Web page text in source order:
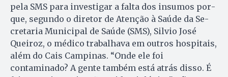
pela SMS para in­vestigar a falta dos insumos por­
que, segundo o di­retor de Atenção à Saúde da Se­
cre­taria Municipal de Saúde (SMS), Silvio José
Queiroz, o mé­dico trabalhava em outros hospitais,
além do Cais Campinas. “On­de ele foi
contaminado? A gen­te também está atrás disso. É